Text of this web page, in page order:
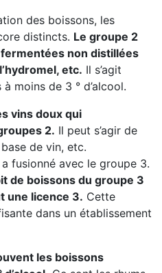
des boissons, les
distincts. Le groupe 2
non distillées
etc. Il s’agit
moins de 3 ° d’alcool.
vins doux qui
2. Il peut s’agir de
de vin, etc.
fusionné avec le groupe 3.
de boissons du groupe 3
une licence 3. Cette
dans un établissement
les boissons